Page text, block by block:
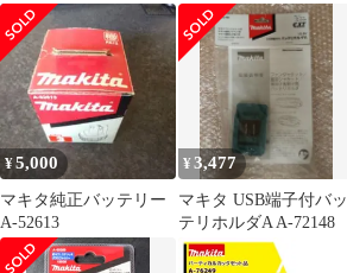
コアビット A-49513
80mm ハンマドリル用
長期保管 未使用品 囗G
クタ式 A-77403 makita
純正 パーツ 部品 正規
品 おすすめ 便利
¥5,000
マキタ純正バッテリー
A-52613
¥3,477
マキタ USB端子付バッ
テリホルダA A-72148